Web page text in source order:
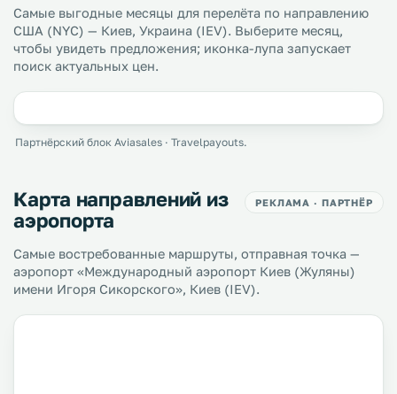
Самые выгодные месяцы для перелёта по направлению
США (NYC) — Киев, Украина (IEV). Выберите месяц,
чтобы увидеть предложения; иконка-лупа запускает
поиск актуальных цен.
Партнёрский блок Aviasales · Travelpayouts.
Карта направлений из
аэропорта
РЕКЛАМА · ПАРТНЁР
Самые востребованные маршруты, отправная точка —
аэропорт «Международный аэропорт Киев (Жуляны)
имени Игоря Сикорского», Киев (IEV).